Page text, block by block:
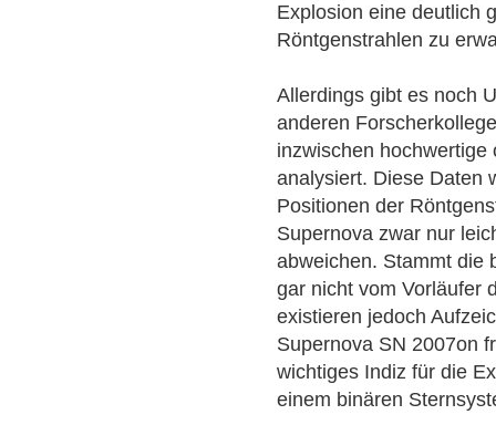
Explosion eine deutlich
Röntgenstrahlen zu
Allerdings gibt es noch
anderen
inzwischen
analysiert. Diese Daten
Positionen der
Supernova zwar nur
abweichen. Stammt die
gar nicht vom Vorläufer
existieren jedoch
Supernova SN 2007on
wichtiges Indiz für die
einem binären